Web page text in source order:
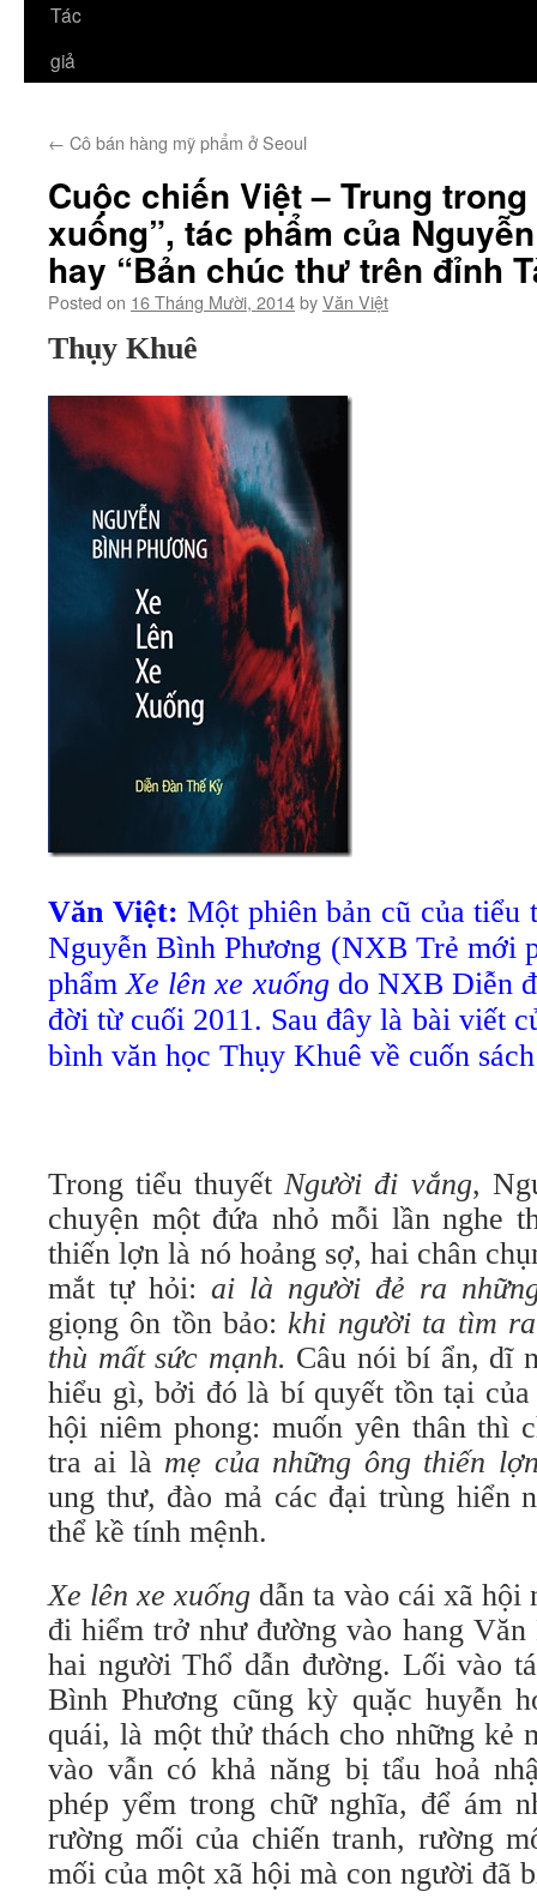
Tác
giả
← Cô bán hàng mỹ phẩm ở Seoul
Cuộc chiến Việt – Trung trong
xuống”, tác phẩm của
hay “Bản chúc thư trên đỉnh
Posted on 16 Tháng Mười, 2014byVăn Việt
Thụy Khuê
Văn Việt: Một phiên bản cũ của tiểu
Nguyễn Bình Phương (NXB Trẻ mới
phẩmXe lên xe xuốngdo NXB Diễn
đời từ cuối 2011. Sau đây là bài viết
bình văn học Thụy Khuê về cuốn
Trong tiểu thuyếtNgười đi vắng,
chuyện một đứa nhỏ mỗi lần nghe
thiến lợn là nó hoảng sợ, hai chân
mắt tự hỏi: ai là người đẻ ra
giọng ôn tồn bảo:khi người ta tìm
thù mất sức mạnh. Câu nói bí ẩn, dĩ
hiểu gì, bởi đó là bí quyết tồn tại
hội niêm phong: muốn yên thân thì
tra ai là mẹ của những ông thiến
ung thư, đào mả các đại trùng hiển
thể kề tính mệnh.
Xe lên xe xuống dẫn ta vào cái xã hội
đi hiểm trở như đường vào hang
hai người Thổ dẫn đường. Lối vào
Bình Phương cũng kỳ quặc huyễn
quái, là một thử thách cho những kẻ
vào vẫn có khả năng bị tẩu hoả
phép yểm trong chữ nghĩa, để ám
rường mối của chiến tranh, rường
mối của một xã hội mà con người đã